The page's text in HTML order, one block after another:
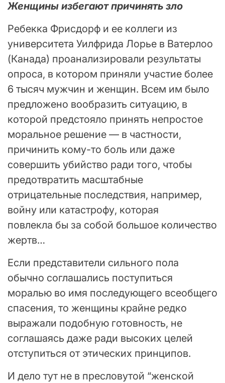
Женщины избегают причинять зло
Ребекка Фрисдорф и ее коллеги из
университета Уилфрида Лорье в Ватерлоо
(Канада) проанализировали результаты
опроса, в котором приняли участие более
6 тысяч мужчин и женщин. Всем им было
предложено вообразить ситуацию, в
которой предстояло принять непростое
моральное решение — в частности,
причинить кому-то боль или даже
совершить убийство ради того, чтобы
предотвратить масштабные
отрицательные последствия, например,
войну или катастрофу, которая
повлекла бы за собой большое количество
жертв…
Если представители сильного пола
обычно соглашались поступиться
моралью во имя последующего всеобщего
спасения, то женщины крайне редко
выражали подобную готовность, не
соглашаясь даже ради высоких целей
отступиться от этических принципов.
И дело тут не в пресловутой “женской